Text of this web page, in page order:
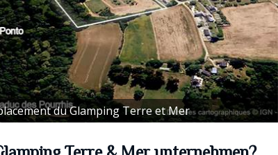
du Glamping Terre et Mer